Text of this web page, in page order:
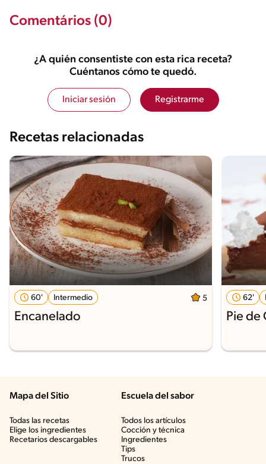
Comentários (0)
¿A quién consentiste con esta rica receta?
Cuéntanos cómo te quedó.
Iniciar sesión Registrarme
Recetas relacionadas
60' Intermedio 5
Encanelado
62'
Pie de
Mapa del Sitio
Todas las recetas
Elige los ingredientes
Recetarios descargables
Escuela del sabor
Todos los artículos
Cocción y técnica
Ingredientes
Tips
Trucos